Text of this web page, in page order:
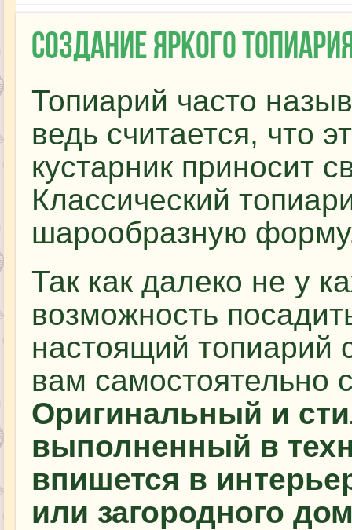
Создание яркого
Топиарий часто
ведь считается, что
кустарник приносит
Классический
шарообразную
Так как далеко не у
возможность
настоящий топиарий
вам самостоятельно
Оригинальный и
выполненный в
впишется в
или загородного